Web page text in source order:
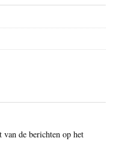
van de berichten op het